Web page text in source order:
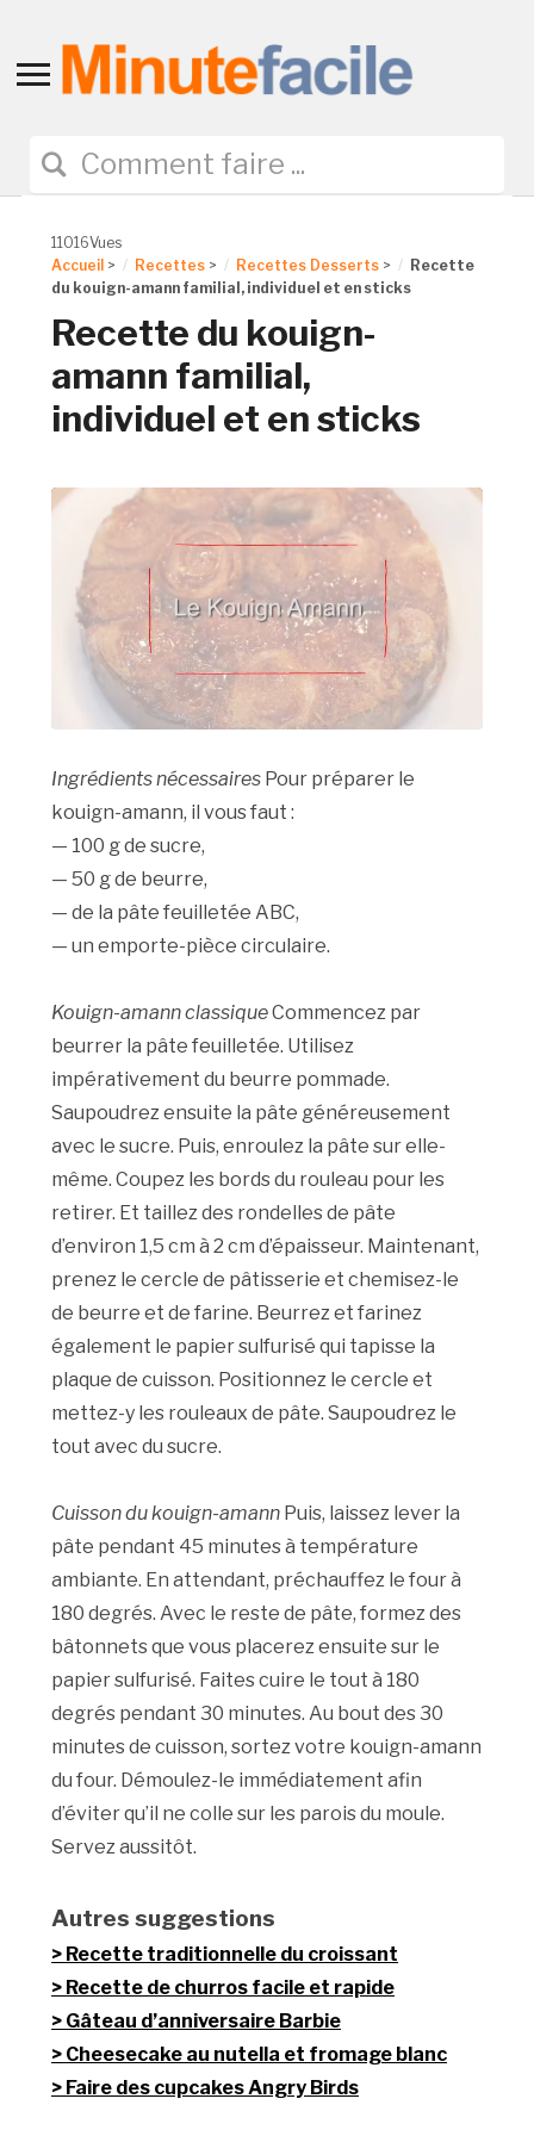
Toggle
navigation
11016Vues
Accueil > Recettes > Recettes Desserts >
Recette
du kouign-amann familial, individuel et en sticks
Recette du kouign-
amann familial,
individuel et en sticks
Ingrédients nécessaires Pour préparer le
kouign-amann, il vous faut :
— 100 g de sucre,
— 50 g de beurre,
— de la pâte feuilletée ABC,
— un emporte-pièce circulaire.
Kouign-amann classiqueCommencez par
beurrer la pâte feuilletée. Utilisez
impérativement du beurre pommade.
Saupoudrez ensuite la pâte généreusement
avec le sucre. Puis, enroulez la pâte sur elle-
même. Coupez les bords du rouleau pour les
retirer. Et taillez des rondelles de pâte
d’environ 1,5 cm à 2 cm d’épaisseur. Maintenant,
prenez le cercle de pâtisserie et chemisez-le
de beurre et de farine. Beurrez et farinez
également le papier sulfurisé qui tapisse la
plaque de cuisson. Positionnez le cercle et
mettez-y les rouleaux de pâte. Saupoudrez le
tout avec du sucre.
Cuisson du kouign-amann Puis, laissez lever la
pâte pendant 45 minutes à température
ambiante. En attendant, préchauffez le four à
180 degrés. Avec le reste de pâte, formez des
bâtonnets que vous placerez ensuite sur le
papier sulfurisé. Faites cuire le tout à 180
degrés pendant 30 minutes. Au bout des 30
minutes de cuisson, sortez votre kouign-amann
du four. Démoulez-le immédiatement afin
d’éviter qu’il ne colle sur les parois du moule.
Servez aussitôt.
Autres suggestions
Recette traditionnelle du croissant
Recette de churros facile et rapide
Gâteau d’anniversaire Barbie
Cheesecake au nutella et fromage blanc
Faire des cupcakes Angry Birds